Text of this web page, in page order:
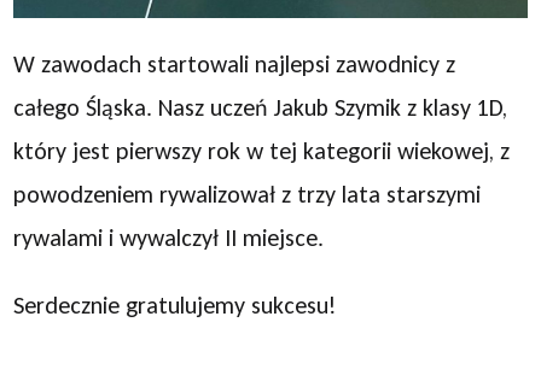
W zawodach startowali najlepsi zawodnicy z
całego Śląska. Nasz uczeń Jakub Szymik z klasy 1D,
który jest pierwszy rok w tej kategorii wiekowej, z
powodzeniem rywalizował z trzy lata starszymi
rywalami i wywalczył II miejsce.
Serdecznie gratulujemy sukcesu!